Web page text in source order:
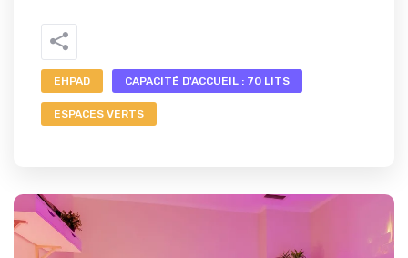
EHPAD CAPACITÉ D'ACCUEIL : 70 LITS
ESPACES VERTS